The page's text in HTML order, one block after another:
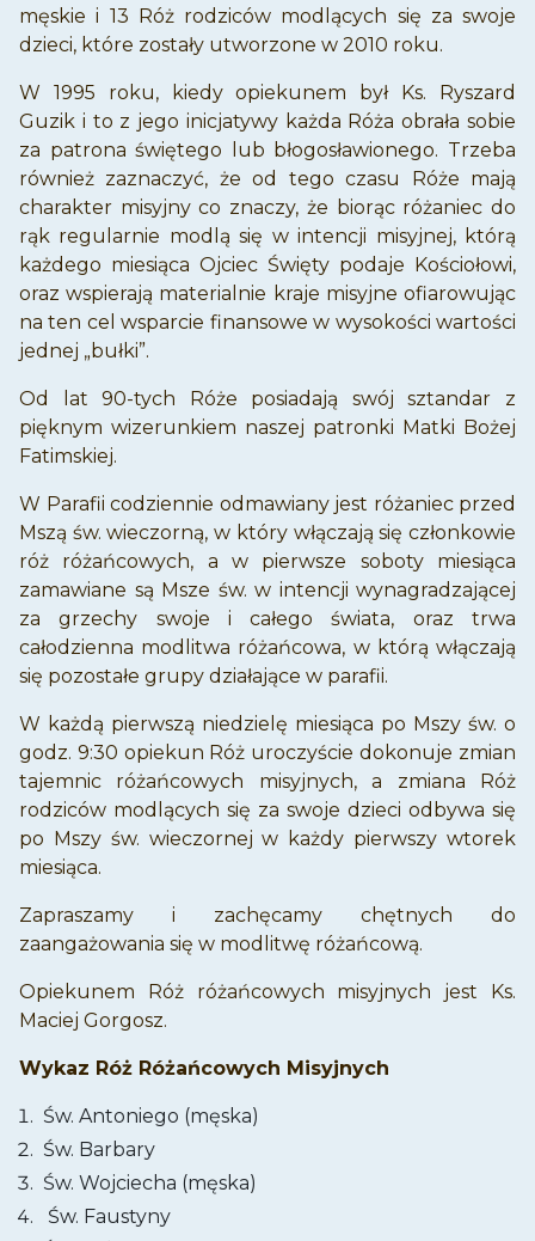
męskie i 13 Róż rodziców modlących się za swoje
dzieci, które zostały utworzone w 2010 roku.
W 1995 roku, kiedy opiekunem był Ks. Ryszard
Guzik i to z jego inicjatywy każda Róża obrała sobie
za patrona świętego lub błogosławionego. Trzeba
również zaznaczyć, że od tego czasu Róże mają
charakter misyjny co znaczy, że biorąc różaniec do
rąk regularnie modlą się w intencji misyjnej, którą
każdego miesiąca Ojciec Święty podaje Kościołowi,
oraz wspierają materialnie kraje misyjne ofiarowując
na ten cel wsparcie finansowe w wysokości wartości
jednej „bułki”.
Od lat 90-tych Róże posiadają swój sztandar z
pięknym wizerunkiem naszej patronki Matki Bożej
Fatimskiej.
W Parafii codziennie odmawiany jest różaniec przed
Mszą św. wieczorną, w który włączają się członkowie
róż różańcowych, a w pierwsze soboty miesiąca
zamawiane są Msze św. w intencji wynagradzającej
za grzechy swoje i całego świata, oraz trwa
całodzienna modlitwa różańcowa, w którą włączają
się pozostałe grupy działające w parafii.
W każdą pierwszą niedzielę miesiąca po Mszy św. o
godz. 9:30 opiekun Róż uroczyście dokonuje zmian
tajemnic różańcowych misyjnych, a zmiana Róż
rodziców modlących się za swoje dzieci odbywa się
po Mszy św. wieczornej w każdy pierwszy wtorek
miesiąca.
Zapraszamy i zachęcamy chętnych do
zaangażowania się w modlitwę różańcową.
Opiekunem Róż różańcowych misyjnych jest Ks.
Maciej Gorgosz.
Wykaz Róż Różańcowych Misyjnych
Św. Antoniego (męska)
Św. Barbary
Św. Wojciecha (męska)
Św. Faustyny